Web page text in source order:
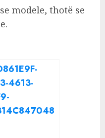
modele, thotë se